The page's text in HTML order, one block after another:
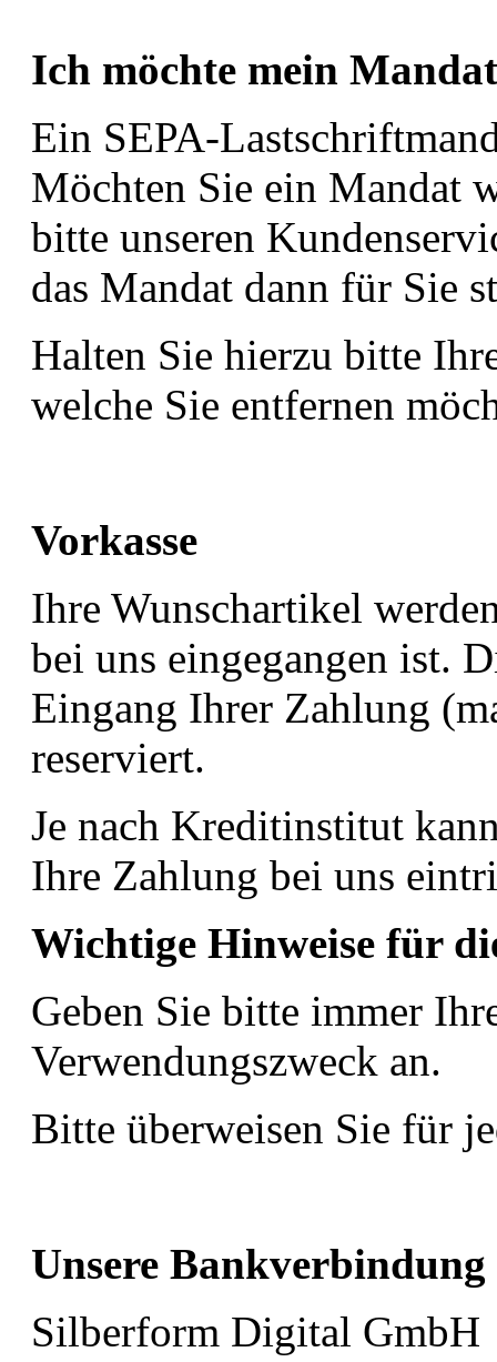
Ich möchte mein
Ein SEPA-
Möchten Sie ein Mandat
bitte unseren
das Mandat dann für Sie
Halten Sie hierzu bitte
welche Sie entfernen
Vorkasse
Ihre Wunschartikel
bei uns eingegangen ist.
Eingang Ihrer Zahlung
reserviert.
Je nach Kreditinstitut
Ihre Zahlung bei uns
Wichtige Hinweise für
Geben Sie bitte immer
Verwendungszweck an.
Bitte überweisen Sie für
Unsere
Silberform Digital GmbH